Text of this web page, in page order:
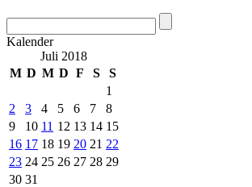
Kalender
Juli 2018
M D M D F S
S
1
2
3 4 5 6 7
8
9
10 11 12 13 14 15
16 17 18 19 20 21 22
23 24 25 26 27 28 29
30 31